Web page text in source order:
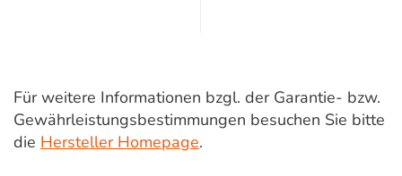
Für weitere Informationen bzgl. der Garantie- bzw.
Gewährleistungsbestimmungen besuchen Sie bitte
die Hersteller Homepage.